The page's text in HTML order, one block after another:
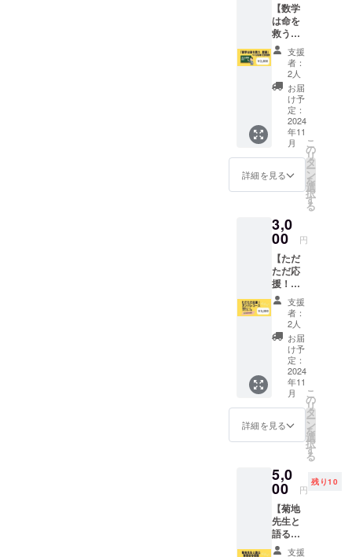
【数学
は命を
救う教
室 1日
のみ参
加券】
つくば
会場
（フェ
ルミカ
フェ）
〈数学
は命を
救う教
室・数
る教室
を開催
しま
す！〉
大人も
参加OK
です。
＜開催
予定＞
2024年
11月～
12月 5
日間開
催のう
ち1日の
み ＜開
催場所
「フェ
ルミカ
で開催
しま
す。 住
所：〒
支援
者：
2人
お届
け予
定：
2024
年11
月
詳細を見る
こ
の
リ
タ
ー
ン
を
選
択
す
る
3,0
00 円
【ただ
ただ応
援！ガ
ンバレ
コー
ス】 感
謝の気
持ちを
込め
て、お
礼の
メール
と名刺
サイズ
のス
枚、最
新の研
究をま
とめた
pdfファ
イルを
お送り
支援
者：
2人
お届
け予
定：
2024
年11
月
詳細を見る
こ
の
リ
タ
ー
ン
を
選
択
す
る
5,0
00 円
残り10
【菊地
先生と
語る数
理安全
支援